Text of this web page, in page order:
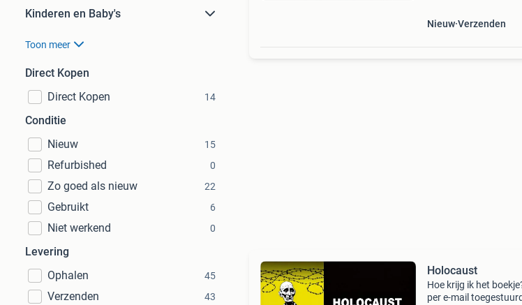
Kinderen en Baby's
Toon meer
Direct Kopen
Direct Kopen
14
Conditie
Nieuw
15
Refurbished 0
Zo goed als nieuw 22
Gebruikt 6
Niet werkend 0
Levering
Ophalen
45
Verzenden 43
Nieuw Verzenden
Holocaust
Hoe krijg ik het
per e-mail